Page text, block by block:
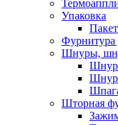
Упаковка
Фурнитура
Шнуры,
Шторная